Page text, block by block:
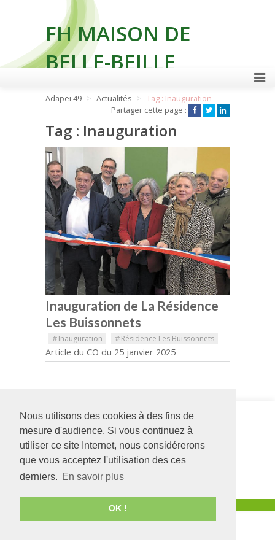
Nous utilisons des cookies à des fins de
mesure d'audience. Si vous continuez à
utiliser ce site Internet, nous considérerons
que vous acceptez l'utilisation des ces
derniers. En savoir plus
OK !
FH MAISON DE
BELLE-BEILLE
FAIRE UN DON
Adapei 49 Actualités
Tag : Inauguration
Partager cette page :
Tag : Inauguration
Inauguration de La Résidence
Les Buissonnets
#Inauguration #Résidence Les Buissonnets
Article du CO du 25 janvier 2025
Siège social
126 rue Saint Léonard
BP 71857
49018 AngersCEDEX
01
02 41 68 98 50
www.adapei49.asso.fr
Foyer La
Maison de
2, place du
chanoine Ballu
Agence de communication Angers